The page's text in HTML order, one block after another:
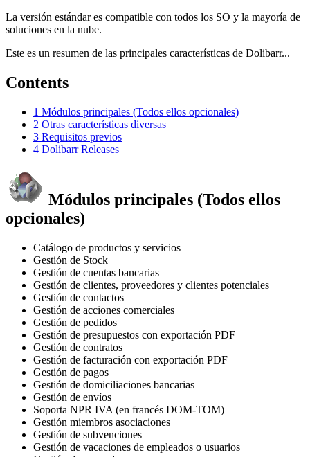
La versión estándar es compatible con todos los SO y la mayoría de
soluciones en la nube.
Este es un resumen de las principales características de Dolibarr...
Contents
1 Módulos principales (Todos ellos opcionales)
2 Otras características diversas
3 Requisitos previos
4 Dolibarr Releases
Módulos principales (Todos ellos
opcionales)
Catálogo de productos y servicios
Gestión de Stock
Gestión de cuentas bancarias
Gestión de clientes, proveedores y clientes potenciales
Gestión de contactos
Gestión de acciones comerciales
Gestión de pedidos
Gestión de presupuestos con exportación PDF
Gestión de contratos
Gestión de facturación con exportación PDF
Gestión de pagos
Gestión de domiciliaciones bancarias
Gestión de envíos
Soporta NPR IVA (en francés DOM-TOM)
Gestión miembros asociaciones
Gestión de subvenciones
Gestión de vacaciones de empleados o usuarios